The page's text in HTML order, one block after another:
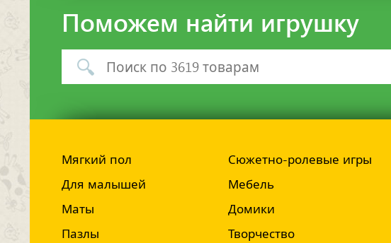
Поможем найти игрушку
Мягкий пол
Для малышей
Маты
Пазлы
Сюжетно-ролевые игры
Мебель
Домики
Творчество